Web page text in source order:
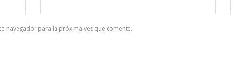
navegador para la próxima vez que comente.